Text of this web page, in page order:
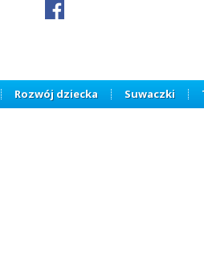
Rozwój dziecka Suwaczki